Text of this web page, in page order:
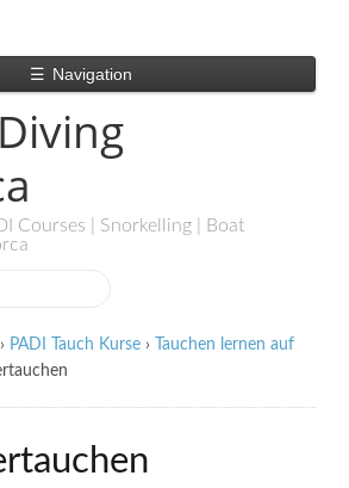
☰ Navigation
Courses | Snorkelling | Boat
› PADI Tauch Kurse ›
Tauchen lernen auf